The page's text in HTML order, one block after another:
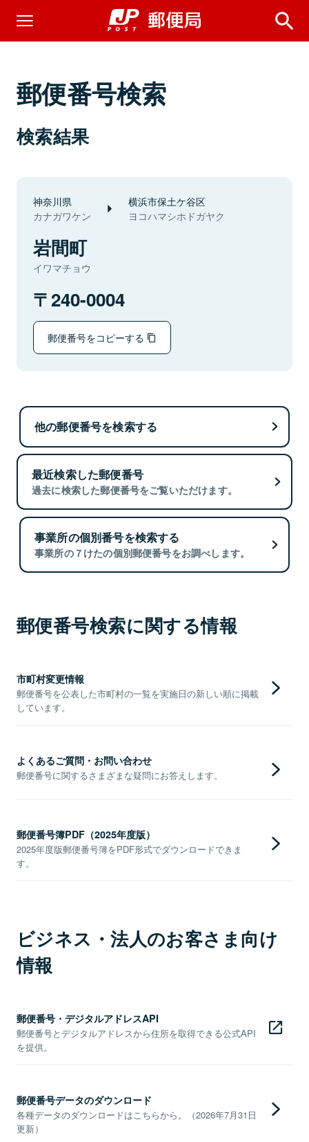
郵便番号検索
検索結果
神奈川県
カナガワケン
横浜市保土ケ谷区
ヨコハマシホドガヤク
岩間町
イワマチョウ
240-0004
郵便番号をコピーする
他の郵便番号を検索する
最近検索した郵便番号
過去に検索した郵便番号をご覧いただけます。
事業所の個別番号を検索する
事業所の７けたの個別郵便番号をお調べします。
郵便番号検索に関する情報
市町村変更情報
郵便番号を公表した市町村の一覧を実施日の新しい順に掲載
しています。
よくあるご質問・お問い合わせ
郵便番号に関するさまざまな疑問にお答えします。
郵便番号簿PDF（2025年度版）
2025年度版郵便番号簿をPDF形式でダウンロードできま
す。
ビジネス・法人のお客さま向け
情報
郵便番号・デジタルアドレスAPI
郵便番号とデジタルアドレスから住所を取得できる公式API
を提供。
郵便番号データのダウンロード
各種データのダウンロードはこちらから。（2026年7月31日
更新）